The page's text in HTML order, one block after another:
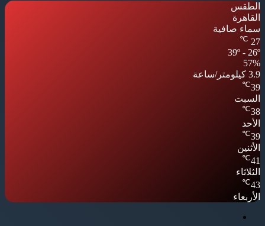
الطقس
القاهرة
سماء صافية
27
℃
39º - 26º
57%
3.9 كيلومتر/ساعة
39
℃
السبت
38
℃
الأحد
39
℃
الأثنين
41
℃
الثلاثاء
43
℃
الأربعاء